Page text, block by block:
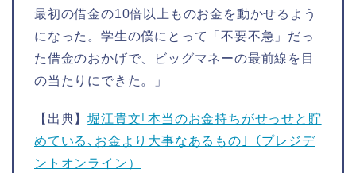
最初の借金の10倍以上ものお金を動かせるよう
になった。学生の僕にとって「不要不急」だっ
た借金のおかげで、ビッグマネーの最前線を目
の当たりにできた。」
【出典】堀江貴文｢本当のお金持ちがせっせと貯
めている､お金より大事なあるもの｣（プレジデ
ントオンライン）